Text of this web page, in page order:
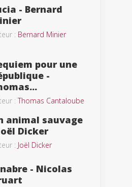
- Bernard
: Bernard Minier
pour une
-
:Thomas Cantaloube
animal sauvage
Dicker
: Joël Dicker
- Nicolas